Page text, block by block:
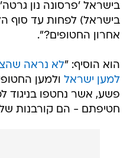
בישראל 'פרסונה נון
בישראל) לפחות עד סוף
אחרון החטופים?".
הוא הוסיף: "לא נראה
למען ישראל ולמען
פשע, אשר נחטפו בניגוד
חטיפתם - הם קורבנות